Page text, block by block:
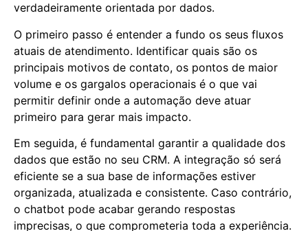
verdadeiramente orientada por dados.
O primeiro passo é entender a fundo os seus fluxos
atuais de atendimento. Identificar quais são os
principais motivos de contato, os pontos de maior
volume e os gargalos operacionais é o que vai
permitir definir onde a automação deve atuar
primeiro para gerar mais impacto.
Em seguida, é fundamental garantir a qualidade dos
dados que estão no seu CRM. A integração só será
eficiente se a sua base de informações estiver
organizada, atualizada e consistente. Caso contrário,
o chatbot pode acabar gerando respostas
imprecisas, o que comprometeria toda a experiência.